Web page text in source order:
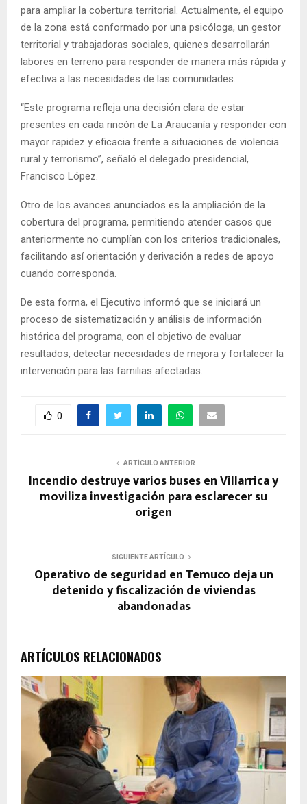
para ampliar la cobertura territorial. Actualmente, el equipo
de la zona está conformado por una psicóloga, un gestor
territorial y trabajadoras sociales, quienes desarrollarán
labores en terreno para responder de manera más rápida y
efectiva a las necesidades de las comunidades.
“Este programa refleja una decisión clara de estar
presentes en cada rincón de La Araucanía y responder con
mayor rapidez y eficacia frente a situaciones de violencia
rural y terrorismo”, señaló el delegado presidencial,
Francisco López.
Otro de los avances anunciados es la ampliación de la
cobertura del programa, permitiendo atender casos que
anteriormente no cumplían con los criterios tradicionales,
facilitando así orientación y derivación a redes de apoyo
cuando corresponda.
De esta forma, el Ejecutivo informó que se iniciará un
proceso de sistematización y análisis de información
histórica del programa, con el objetivo de evaluar
resultados, detectar necesidades de mejora y fortalecer la
intervención para las familias afectadas.
0
ARTÍCULO ANTERIOR
Incendio destruye varios buses en Villarrica y
moviliza investigación para esclarecer su
origen
SIGUIENTE ARTÍCULO
Operativo de seguridad en Temuco deja un
detenido y fiscalización de viviendas
abandonadas
ARTÍCULOS RELACIONADOS